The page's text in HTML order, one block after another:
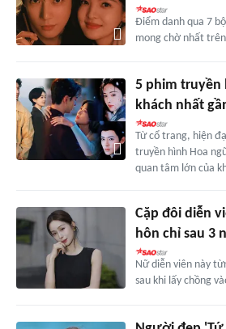
Điểm danh qua 7
mong chờ nhất
5 phim truyền
khách nhất
Từ cổ trang, hiện
truyền hình Hoa
quan tâm lớn của
Cặp đôi diễn
hôn chỉ sau 3
Nữ diễn viên này
sau khi lấy chồng